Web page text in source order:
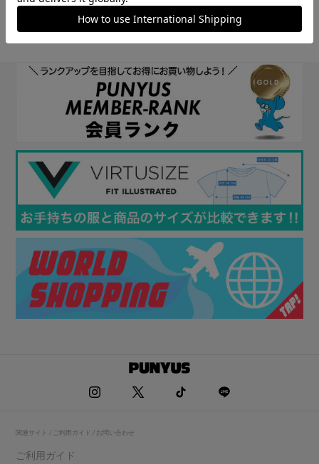
関連サイト / ご利用ガイド / お問い合わせ
ご利用ガイド